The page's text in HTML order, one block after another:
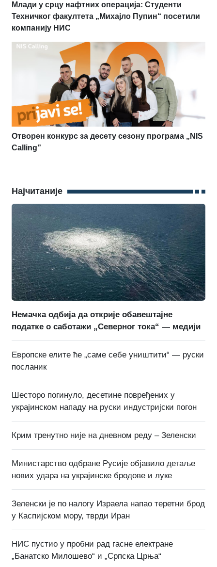
Млади у срцу нафтних операција: Студенти
Техничког факултета „Михајло Пупин“ посетили
компанију НИС
Отворен конкурс за десету сезону програма „NIS
Calling”
Најчитаније
Немачка одбија да открије обавештајне
податке о саботажи „Северног тока“ — медији
Европске елите ће „саме себе уништити“ — руски
посланик
Шесторо погинуло, десетине повређених у
украјинском нападу на руски индустријски погон
Крим тренутно није на дневном реду – Зеленски
Министарство одбране Русије објавило детаље
нових удара на украјинске бродове и луке
Зеленски је по налогу Израела напао теретни брод
у Каспијском мору, тврди Иран
НИС пустио у пробни рад гасне електране
„Банатско Милошево“ и „Српска Црња“